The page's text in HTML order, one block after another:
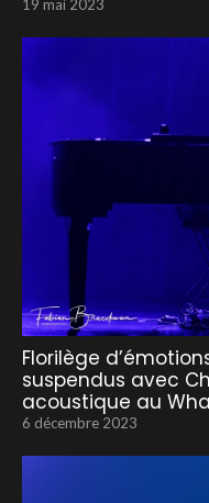
19 mai 2023
Florilège
suspendus avec
acoustique au
6 décembre 2023